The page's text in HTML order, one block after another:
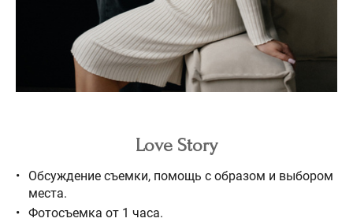
Love Story
Обсуждение съемки, помощь с образом и выбором
места.
Фотосъемка от 1 часа.